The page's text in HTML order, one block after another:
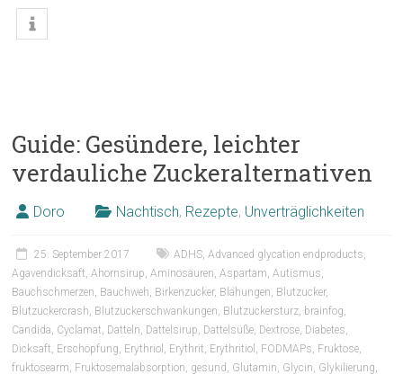
Guide: Gesündere, leichter
verdauliche Zuckeralternativen
Doro Nachtisch, Rezepte, Unverträglichkeiten
25. September 2017 ADHS,Advanced glycation endproducts,
Agavendicksaft,Ahornsirup,Aminosäuren,Aspartam,Autismus,
Bauchschmerzen, Bauchweh, Birkenzucker, Blähungen, Blutzucker,
Blutzuckercrash, Blutzuckerschwankungen, Blutzuckersturz, brainfog,
Candida, Cyclamat, Datteln, Dattelsirup, Dattelsüße, Dextrose, Diabetes,
Dicksaft, Erschöpfung, Erythriol , Erythrit, Erythritiol , FODMAPs, Fruktose,
fruktosearm, Fruktosemalabsorption, gesund , Glutamin, Glycin, Glykilierung,